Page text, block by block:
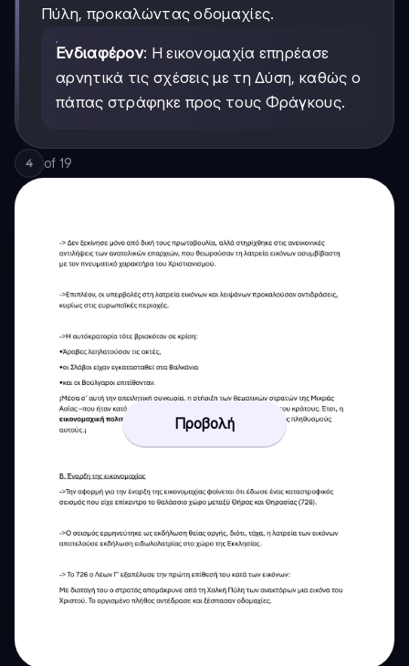
Πύλη, προκαλώντας οδομαχίες.
Ενδιαφέρον: Η εικονομαχία επηρέασε
αρνητικά τις σχέσεις με τη Δύση, καθώς ο
πάπας στράφηκε προς τους Φράγκους.
4 of 19
Προβολή